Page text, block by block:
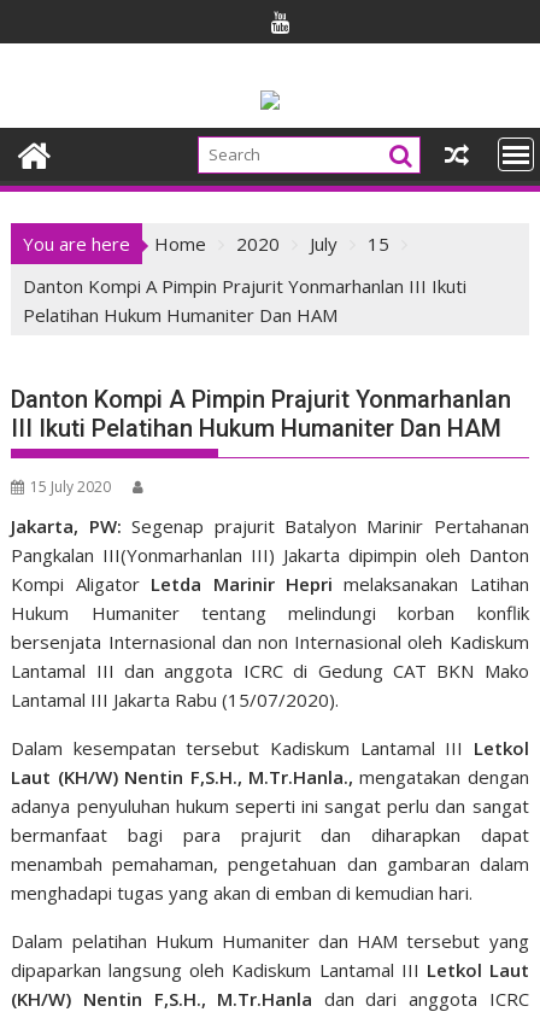
to
You are here Home 2020 July
15
Danton Kompi A Pimpin Prajurit Yonmarhanlan III Ikuti
Pelatihan Hukum Humaniter Dan HAM
Danton Kompi A Pimpin Prajurit Yonmarhanlan
III Ikuti Pelatihan Hukum Humaniter Dan HAM
15 July 2020
Jakarta, PW: Segenap prajurit Batalyon Marinir Pertahanan
Pangkalan III(Yonmarhanlan III) Jakarta dipimpin oleh Danton
Kompi Aligator Letda Marinir Hepri melaksanakan Latihan
Hukum Humaniter tentang melindungi korban konflik
bersenjata Internasional dan non Internasional oleh Kadiskum
Lantamal III dan anggota ICRC di Gedung CAT BKN Mako
Lantamal III Jakarta Rabu (15/07/2020).
Dalam kesempatan tersebut Kadiskum Lantamal III Letkol
Laut (KH/W) Nentin F,S.H., M.Tr.Hanla., mengatakan dengan
adanya penyuluhan hukum seperti ini sangat perlu dan sangat
bermanfaat bagi para prajurit dan diharapkan dapat
menambah pemahaman, pengetahuan dan gambaran dalam
menghadapi tugas yang akan di emban di kemudian hari.
Dalam pelatihan Hukum Humaniter dan HAM tersebut yang
dipaparkan langsung oleh Kadiskum Lantamal III Letkol Laut
(KH/W) Nentin F,S.H., M.Tr.Hanla dan dari anggota ICRC